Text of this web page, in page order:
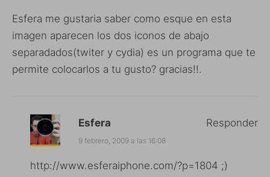
Esfera me gustaria saber como esque en esta
imagen aparecen los dos iconos de abajo
separadados(twiter y cydia) es un programa que te
permite colocarlos a tu gusto? gracias!!.
Esfera
9 febrero, 2009 a las 16:08
http://www.esferaiphone.com/?p=1804 ;)
Responder